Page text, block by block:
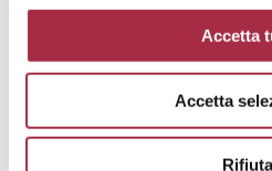
Accetta
Accetta
Rifiuta
operare controlli
canali di
che sul web, grazie
proficuamente attive
organismi di